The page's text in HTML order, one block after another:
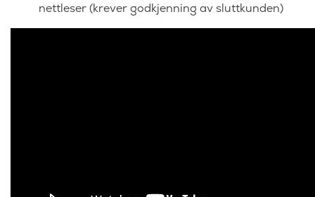
nettleser (krever godkjenning av sluttkunden)